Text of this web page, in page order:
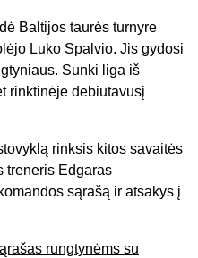
Baltijos taurės turnyre
Luko Spalvio. Jis gydosi
Sunki liga iš
rinktinėje debiutavusį
rinksis kitos savaitės
treneris Edgaras
sąrašą ir atsakys į
rungtynėms su